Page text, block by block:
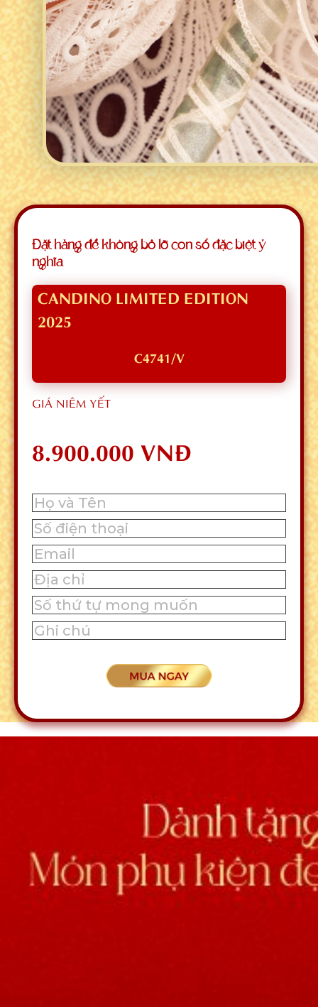
Đặt hàng để không bỏ lỡ con số đặc biệt ý
nghĩa
CANDINO LIMITED EDITION
2025
C4741/V
GIÁ NIÊM YẾT
8.900.000 VNĐ